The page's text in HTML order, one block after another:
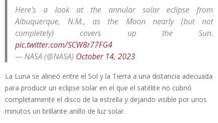
Here's a look at the annular solar eclipse from
Albuquerque, N.M., as the Moon nearly (but not
completely) covers up the Sun.
pic.twitter.com/SCW8r77FG4
— NASA (@NASA) October 14, 2023
La Luna se alineó entre el Sol y la Tierra a una distancia adecuada
para producir un eclipse solar en el que el satélite no cubrió
completamente el disco de la estrella y dejando visible por unos
minutos un brillante anillo de luz solar.